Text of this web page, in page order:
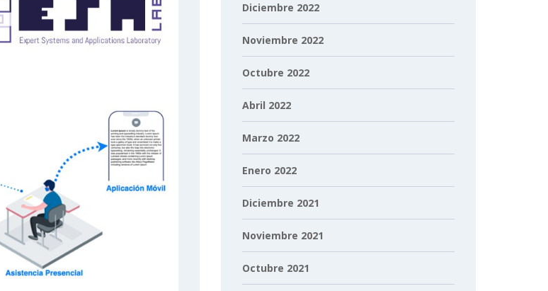
Diciembre 2022
Noviembre 2022
Octubre 2022
Abril 2022
Marzo 2022
Enero 2022
Diciembre 2021
Noviembre 2021
Octubre 2021